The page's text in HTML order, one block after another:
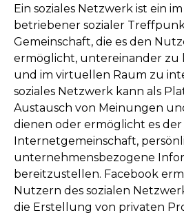
Ein soziales Netzwerk ist ein
betriebener sozialer
Gemeinschaft, die es den
ermöglicht, untereinander zu
und im virtuellen Raum zu
soziales Netzwerk kann als
Austausch von Meinungen
dienen oder ermöglicht es der
Internetgemeinschaft,
unternehmensbezogene
bereitzustellen. Facebook
Nutzern des sozialen
die Erstellung von privaten